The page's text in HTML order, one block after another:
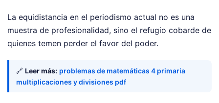
La equidistancia en el periodismo actual no es una
muestra de profesionalidad, sino el refugio cobarde de
quienes temen perder el favor del poder.
🔗 Leer más: problemas de matemáticas 4 primaria
multiplicaciones y divisiones pdf